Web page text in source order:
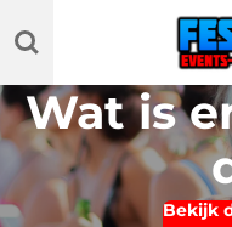
direct
de
hoofdinhoud
Wat is
Bekijk